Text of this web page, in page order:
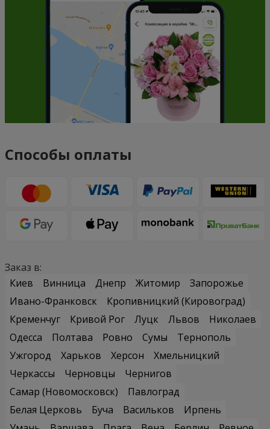
Способы оплаты
Заказ в:
Киев
Винница Днепр Житомир
Запорожье
Ивано-Франковск
Кропивницкий (Кировоград)
Кременчуг
Кривой Рог Луцк Львов
Николаев
Одесса
Полтава Ровно Сумы
Тернополь
Ужгород
Харьков Херсон
Хмельницкий
Черкассы
Черновцы
Чернигов
Самар (Новомосковск)
Павлоград
Белая Церковь
Буча Васильков
Ирпень